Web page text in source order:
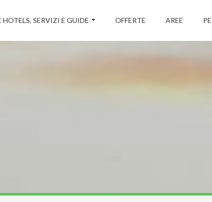
HOTELS, SERVIZI E GUIDE OFFERTE AREE